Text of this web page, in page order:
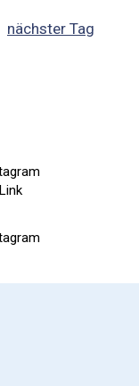
nächster Tag